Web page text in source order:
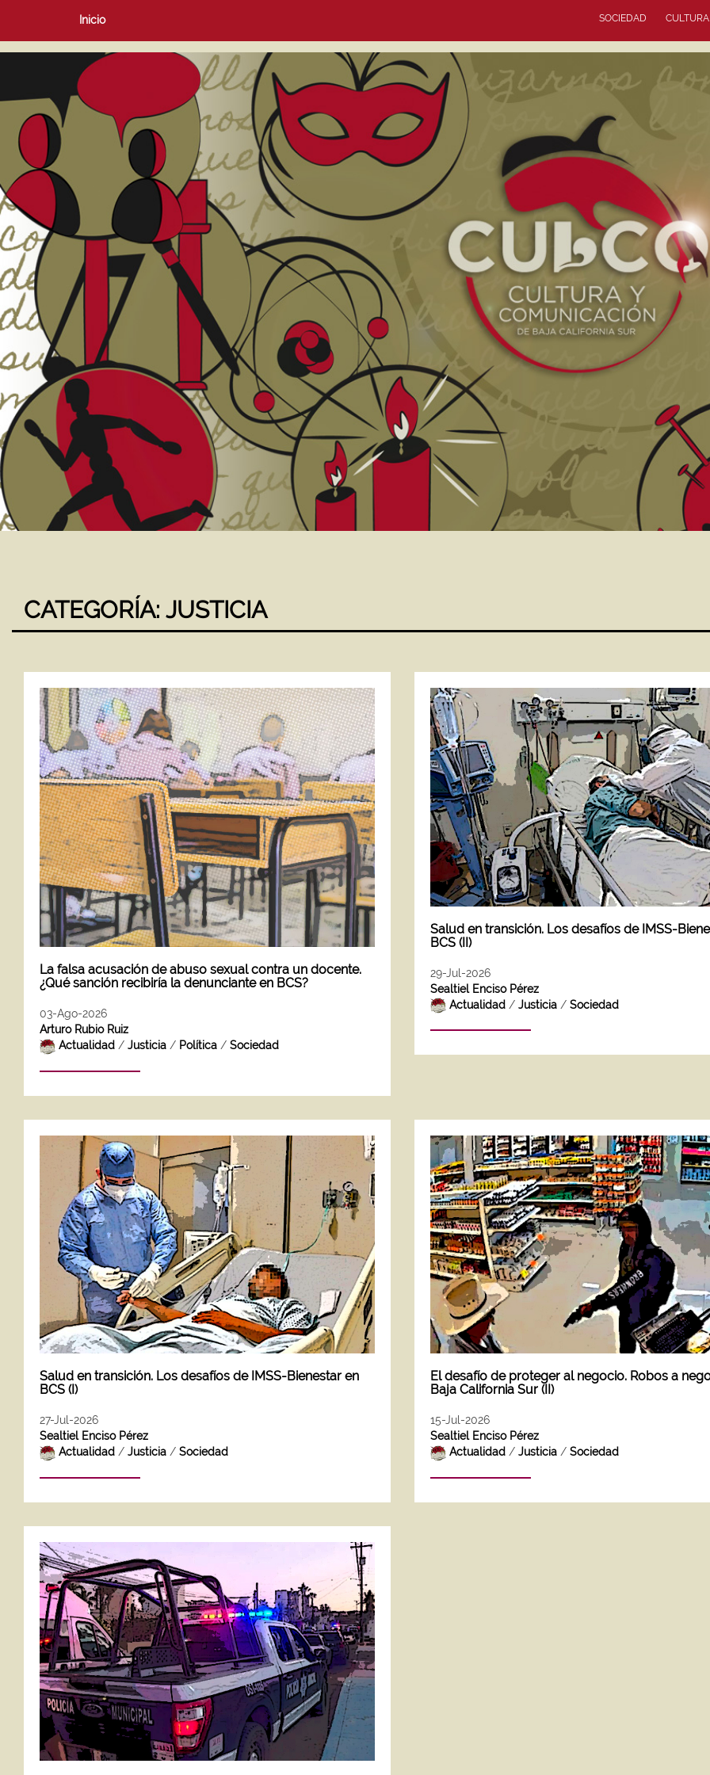
Inicio SOCIEDAD CULTURA
CATEGORÍA: JUSTICIA
La falsa acusación de abuso sexual contra un docente.
¿Qué sanción recibiría la denunciante en BCS?
03-Ago-2026
Arturo Rubio Ruiz
Actualidad /Justicia / Política /Sociedad
Salud en transición. Los desafíos de IMSS-
BCS (II)
29-Jul-2026
Sealtiel Enciso Pérez
Actualidad/ Justicia/ Sociedad
Salud en transición. Los desafíos de IMSS-Bienestar en
BCS (I)
27-Jul-2026
Sealtiel Enciso Pérez
Actualidad /Justicia /Sociedad
El desafío de proteger al negocio. Robos a
Baja California Sur (II)
15-Jul-2026
Sealtiel Enciso Pérez
Actualidad/ Justicia/ Sociedad